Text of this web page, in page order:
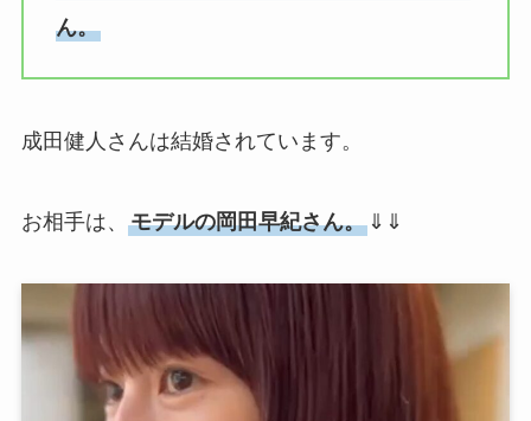
ん。
成田健人さんは結婚されています。
お相手は、 モデルの岡田早紀さん。⇓⇓